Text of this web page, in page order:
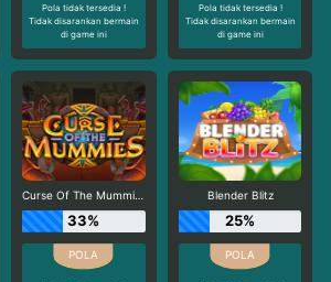
Pola tidak tersedia !
Tidak disarankan bermain
di game ini
Pola tidak tersedia !
Tidak disarankan bermain
di game ini
Curse Of The Mummies
33%
Blender Blitz
25%